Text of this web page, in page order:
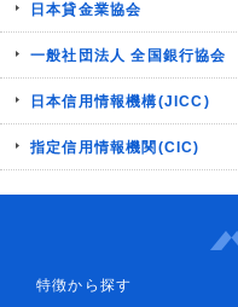
日本貸金業協会
一般社団法人 全国銀行協会
日本信用情報機構(JICC)
指定信用情報機関(CIC)
特徴から探す